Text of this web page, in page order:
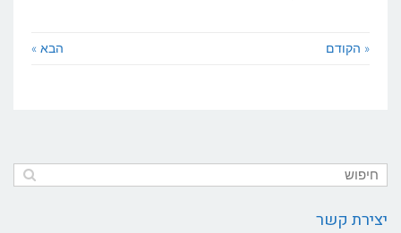
« הקודם הבא »
יצירת קשר